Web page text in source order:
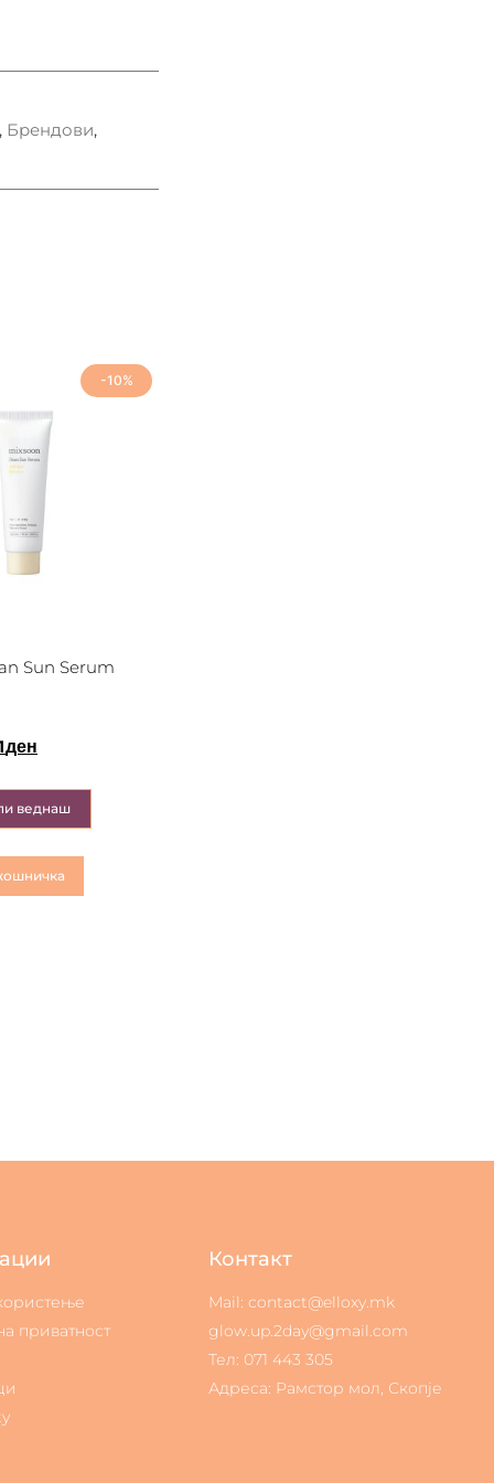
, Брендови,
-10%
Sun Serum
ден
веднаш
приватност
Контакт
Mail: contact@elloxy.mk
glow.up.2day@gmail.com
Тел: 071 443 305
Адреса: Рамстор мол, Скопје